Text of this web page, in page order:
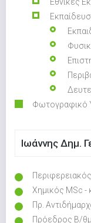
Φωτογραφικό
Ιωάννης Δημ.
Χημικός MSc -
Πρ.
Πρόεδρος Β/